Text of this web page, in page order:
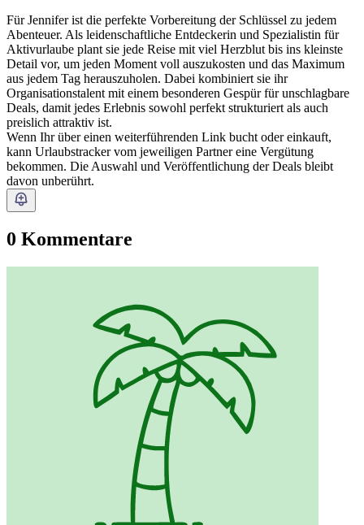
Für Jennifer ist die perfekte Vorbereitung der Schlüssel zu jedem
Abenteuer. Als leidenschaftliche Entdeckerin und Spezialistin für
Aktivurlaube plant sie jede Reise mit viel Herzblut bis ins kleinste
Detail vor, um jeden Moment voll auszukosten und das Maximum
aus jedem Tag herauszuholen. Dabei kombiniert sie ihr
Organisationstalent mit einem besonderen Gespür für unschlagbare
Deals, damit jedes Erlebnis sowohl perfekt strukturiert als auch
preislich attraktiv ist.
Wenn Ihr über einen weiterführenden Link bucht oder einkauft,
kann Urlaubstracker vom jeweiligen Partner eine Vergütung
bekommen. Die Auswahl und Veröffentlichung der Deals bleibt
davon unberührt.
0 Kommentare